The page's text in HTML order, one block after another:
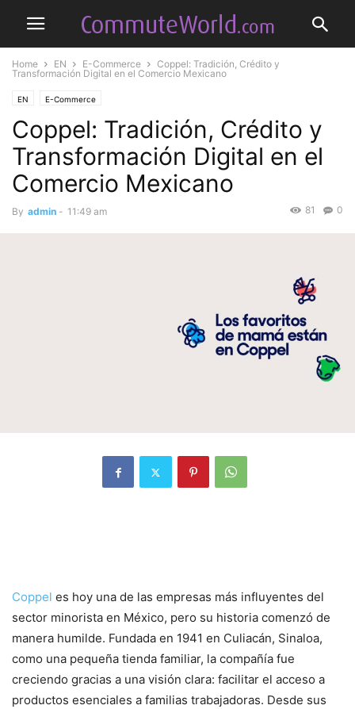
Home EN E-Commerce
Coppel: Tradición, Crédito y
Transformación Digital en el Comercio Mexicano
EN E-Commerce
Coppel: Tradición, Crédito y
Transformación Digital en el
Comercio Mexicano
By admin - 11:49 am 0
81
Coppel es hoy una de las empresas más influyentes del
sector minorista en México, pero su historia comenzó de
manera humilde. Fundada en 1941 en Culiacán, Sinaloa,
como una pequeña tienda familiar, la compañía fue
creciendo gracias a una visión clara: facilitar el acceso a
productos esenciales a familias trabajadoras. Desde sus